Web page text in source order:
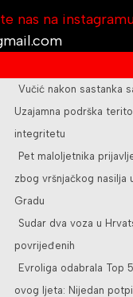
Vučić nakon sastanka
Uzajamna podrška
integritetu
Pet maloljetnika
zbog vršnjačkog nasilja
Gradu
Sudar dva voza u
povrijeđenih
Evroliga odabrala Top
ovog ljeta: Nijedan